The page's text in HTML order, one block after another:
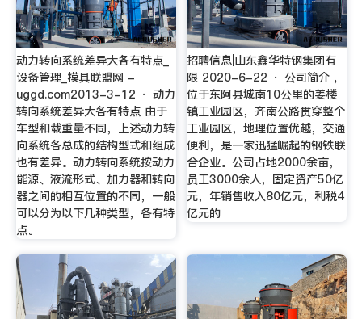
动力转向系统差异大各有特点_
设备管理_模具联盟网 -
uggd.com2013-3-12 · 动力
转向系统差异大各有特点 由于
车型和载重量不同，上述动力转
向系统各总成的结构型式和组成
也有差异。动力转向系统按动力
能源、液流形式、加力器和转向
器之间的相互位置的不同，一般
可以分为以下几种类型，各有特
点。
招聘信息|山东鑫华特钢集团有
限 2020-6-22 · 公司简介 ,
位于东阿县城南10公里的姜楼
镇工业园区，齐南公路贯穿整个
工业园区，地理位置优越，交通
便利，是一家迅猛崛起的钢铁联
合企业。公司占地2000余亩，
员工3000余人，固定资产50亿
元，年销售收入80亿元，利税4
亿元的